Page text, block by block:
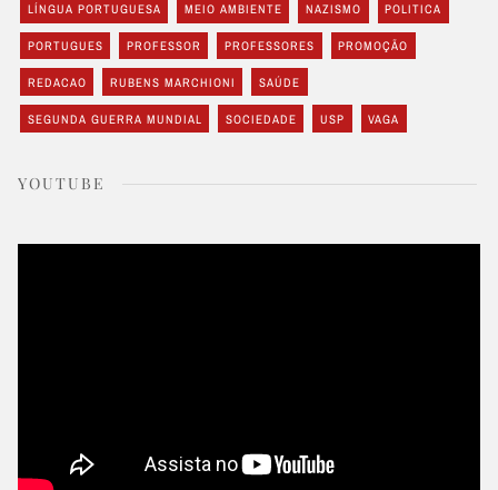
LÍNGUA PORTUGUESA MEIO AMBIENTE NAZISMO POLITICA
PORTUGUES PROFESSOR PROFESSORES PROMOÇÃO
REDACAO RUBENS MARCHIONI SAÚDE
SEGUNDA GUERRA MUNDIAL SOCIEDADE USP VAGA
YOUTUBE